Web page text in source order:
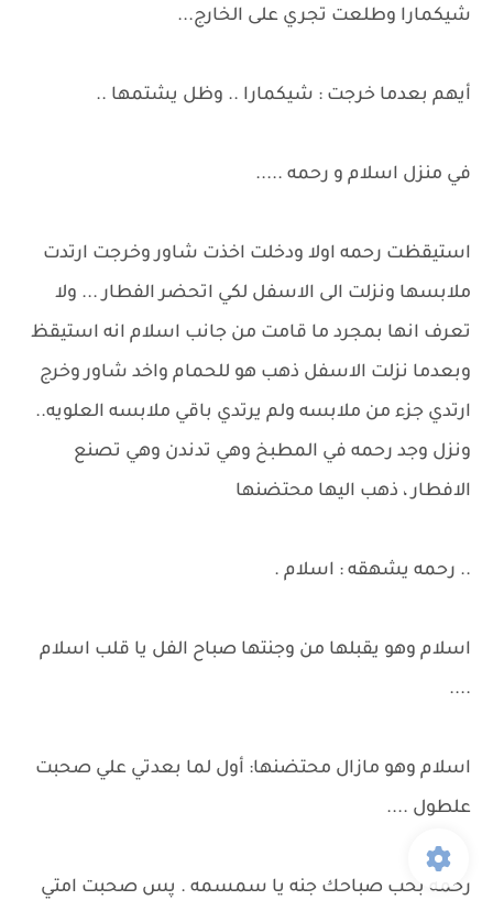
شيكمارا وطلعت تجري على الخارج...
أيهم بعدما خرجت : شيكمارا .. وظل يشتمها ..
في منزل اسلام و رحمه .....
استيقظت رحمه اولا ودخلت اخذت شاور وخرجت ارتدت
ملابسها ونزلت الى الاسفل لكي اتحضر الفطار ... ولا
تعرف انها بمجرد ما قامت من جانب اسلام انه استيقظ
وبعدما نزلت الاسفل ذهب هو للحمام واخد شاور وخرج
ارتدي جزء من ملابسه ولم يرتدي باقي ملابسه العلويه..
ونزل وجد رحمه في المطبخ وهي تدندن وهي تصنع
الافطار ، ذهب اليها محتضنها
.. رحمه يشهقه : اسلام .
اسلام وهو يقبلها من وجنتها صباح الفل يا قلب اسلام
....
اسلام وهو مازال محتضنها: أول لما بعدتي علي صحبت
علطول ....
رحمه بحب صباحك جنه يا سمسمه . پس صحبت امتي